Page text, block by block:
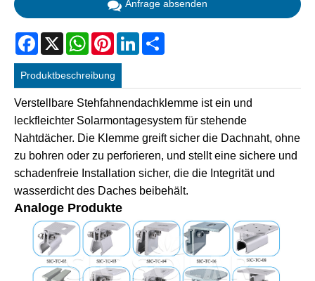
Anfrage absenden
Facebook
X WhatsAppPinterestLinkedIn
Produktbeschreibung
Verstellbare Stehfahnendachklemme ist ein und
leckfleichter Solarmontagesystem für stehende
Nahtdächer. Die Klemme greift sicher die Dachnaht, ohne
zu bohren oder zu perforieren, und stellt eine sichere und
schadenfreie Installation sicher, die die Integrität und
wasserdicht des Daches beibehält.
Analoge Produkte